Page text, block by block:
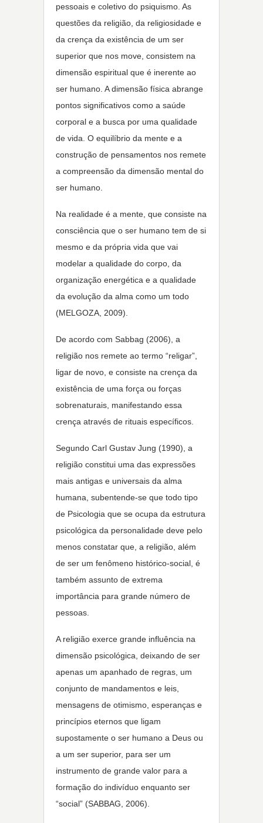
pessoais e coletivo do psiquismo. As
questões da religião, da religiosidade e
da crença da existência de um ser
superior que nos move, consistem na
dimensão espiritual que é inerente ao
ser humano. A dimensão física abrange
pontos significativos como a saúde
corporal e a busca por uma qualidade
de vida. O equilíbrio da mente e a
construção de pensamentos nos remete
a compreensão da dimensão mental do
ser humano.
Na realidade é a mente, que consiste na
consciência que o ser humano tem de si
mesmo e da própria vida que vai
modelar a qualidade do corpo, da
organização energética e a qualidade
da evolução da alma como um todo
(MELGOZA, 2009).
De acordo com Sabbag (2006), a
religião nos remete ao termo “religar”,
ligar de novo, e consiste na crença da
existência de uma força ou forças
sobrenaturais, manifestando essa
crença através de rituais específicos.
Segundo Carl Gustav Jung (1990), a
religião constitui uma das expressões
mais antigas e universais da alma
humana, subentende-se que todo tipo
de Psicologia que se ocupa da estrutura
psicológica da personalidade deve pelo
menos constatar que, a religião, além
de ser um fenômeno histórico-social, é
também assunto de extrema
importância para grande número de
pessoas.
A religião exerce grande influência na
dimensão psicológica, deixando de ser
apenas um apanhado de regras, um
conjunto de mandamentos e leis,
mensagens de otimismo, esperanças e
princípios eternos que ligam
supostamente o ser humano a Deus ou
a um ser superior, para ser um
instrumento de grande valor para a
formação do indivíduo enquanto ser
“social” (SABBAG, 2006).